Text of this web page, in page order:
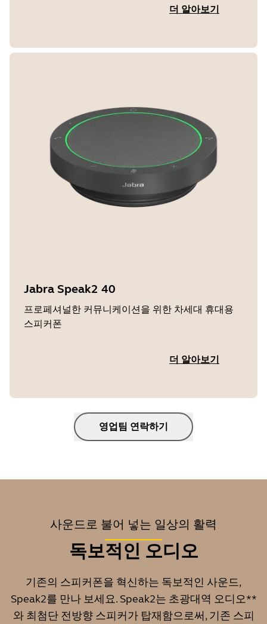
더 알아보기
Jabra Speak2 40
프로페셔널한 커뮤니케이션을 위한 차세대 휴대용
스피커폰
더 알아보기
영업팀 연락하기
사운드로 불어 넣는 일상의 활력
독보적인 오디오
기존의 스피커폰을 혁신하는 독보적인 사운드,
Speak2를 만나 보세요. Speak2는 초광대역 오디오**
와 최첨단 전방향 스피커가 탑재함으로써, 기존 스피